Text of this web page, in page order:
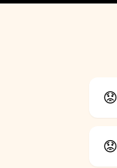
😟
😟